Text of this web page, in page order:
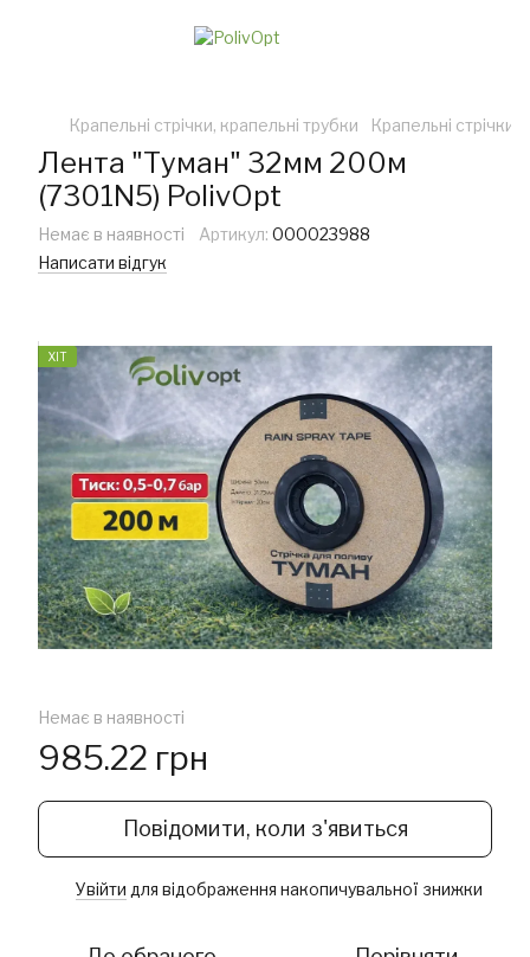
Крапельні стрічки, крапельні трубки Крапельні стрічки
Лента "Туман" 32мм 200м
(7301N5) PolivOpt
Немає в наявності Артикул: 000023988
Написати відгук
ХІТ
Немає в наявності
985.22 грн
Повідомити, коли з'явиться
Увійти для відображення накопичувальної знижки